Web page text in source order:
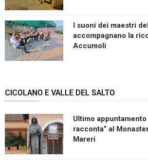
I suoni dei maestri
accompagnano la
Accumoli
CICOLANO E VALLE DEL SALTO
Ultimo
racconta” al
Mareri